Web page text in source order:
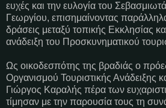
ευχές και την ευλογία του
Γεωργίου, επισημαίνοντας
δράσεις μεταξύ τοπικής Εκκλησίας
ανάδειξη του Προσκυνηματικού
Ως οικοδεσπότης της βραδιάς ο
Οργανισμού Τουριστικής Ανάδειξης
Γιώργος Καραλής πέρα των
τίμησαν με την παρουσία τους τη